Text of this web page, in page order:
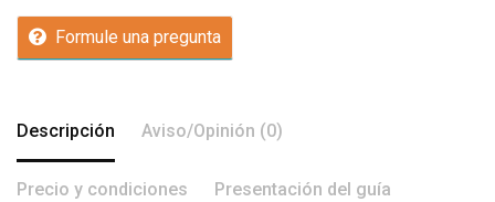
Formule una pregunta
Descripción Aviso/Opinión (0)
Precio y condiciones Presentación del guía